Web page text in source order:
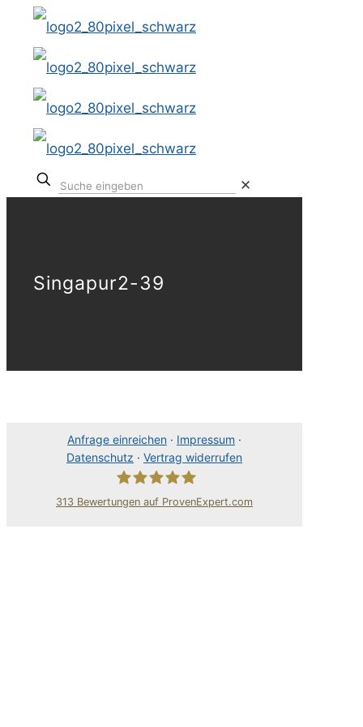
✕
Singapur2-39
Anfrage einreichen · Impressum ·
Datenschutz · Vertrag widerrufen
313 Bewertungen auf ProvenExpert.com